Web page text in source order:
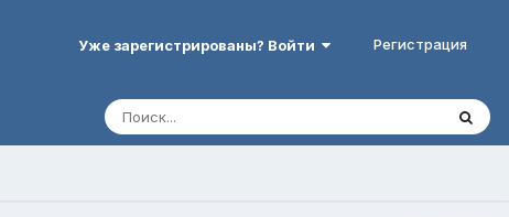
Уже зарегистрированы? Войти Регистрация